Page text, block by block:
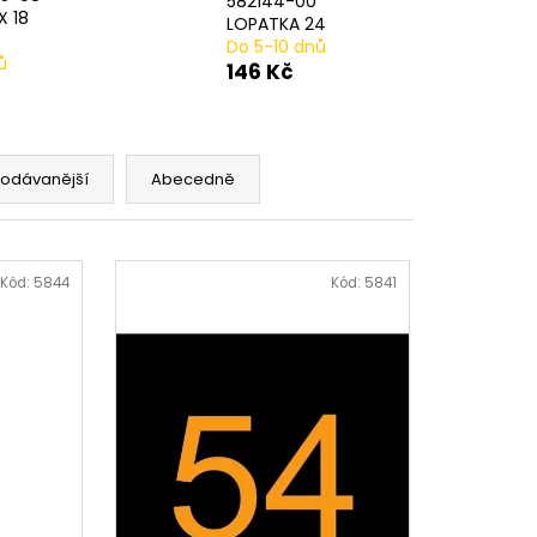
18
LOPATKA 24
Do 5-10 dnů
146 Kč
Abecedně
Kód: 5844 Kód: 5841
SVORKA SA